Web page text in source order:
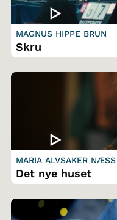
MAGNUS HIPPE BRUN
Skru
MARIA ALVSAKER NÆSS
Det nye huset